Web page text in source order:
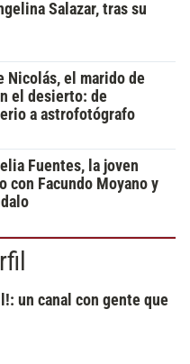
Salazar, tras su
Nicolás, el marido de
el desierto: de
a astrofotógrafo
Fuentes, la joven
con Facundo Moyano y
un canal con gente que